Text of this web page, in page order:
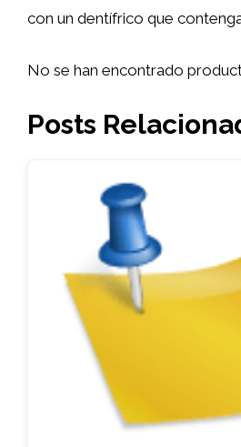
con un dentífrico que
No se han encontrado
Posts